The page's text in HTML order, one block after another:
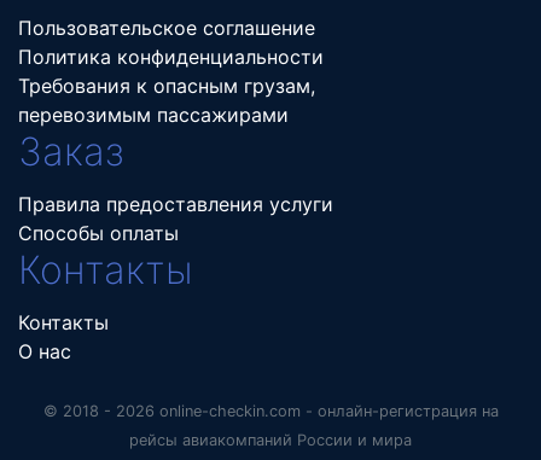
Пользовательское соглашение
Политика конфиденциальности
Требования к опасным грузам,
перевозимым пассажирами
Заказ
Правила предоставления услуги
Способы оплаты
Контакты
Контакты
О нас
© 2018 - 2026 online-checkin.com - онлайн-регистрация на
рейсы авиакомпаний России и мира